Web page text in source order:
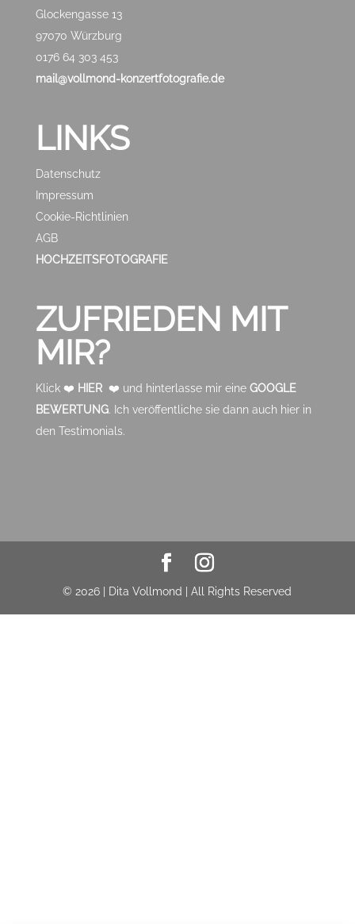
Glockengasse 13
97070 Würzburg
0176 64 303 453
mail@vollmond-konzertfotografie.de
LINKS
Datenschutz
Impressum
Cookie-Richtlinien
AGB
HOCHZEITSFOTOGRAFIE
ZUFRIEDEN MIT
MIR?
Klick ❤️ HIER❤️ und hinterlasse mir eine GOOGLE
BEWERTUNG. Ich veröffentliche sie dann auch hier in
den Testimonials.
© 2026 | Dita Vollmond | All Rights Reserved